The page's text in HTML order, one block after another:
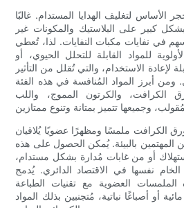
الأساس لتغليف الهدايا المستدام. غالبًا
كبير على البلاستيك والمكونات غير
يُسهم في نفايات مكبات النفايات. لذا، تُعطي
للمواد القابلة للتحلل الحيوي، أو
لإعادة الاستخدام، والتي تُقلل من التأثير
ومن أبرز المواد المُنافسة في هذه الفئة
الكرافت، والكرتون المموج، واللب
الكرافت ملمسًا ومظهرًا عضويًا يُلاقيان
المهتمين بالبيئة. يُمكن الحصول على هذه
أو من غابات مُدارة بشكل مستدام،
نفسها في الاقتصاد الدائري. يُدمج
الملمسات العضوية مع تقنيات الطباعة
أو أصباغًا نباتية، مُتجنبين بذلك المواد